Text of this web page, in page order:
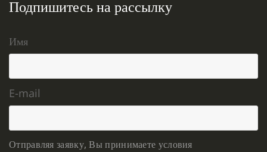
Подпишитесь на рассылку
Имя
E-mail
Отправляя заявку, Вы принимаете условия